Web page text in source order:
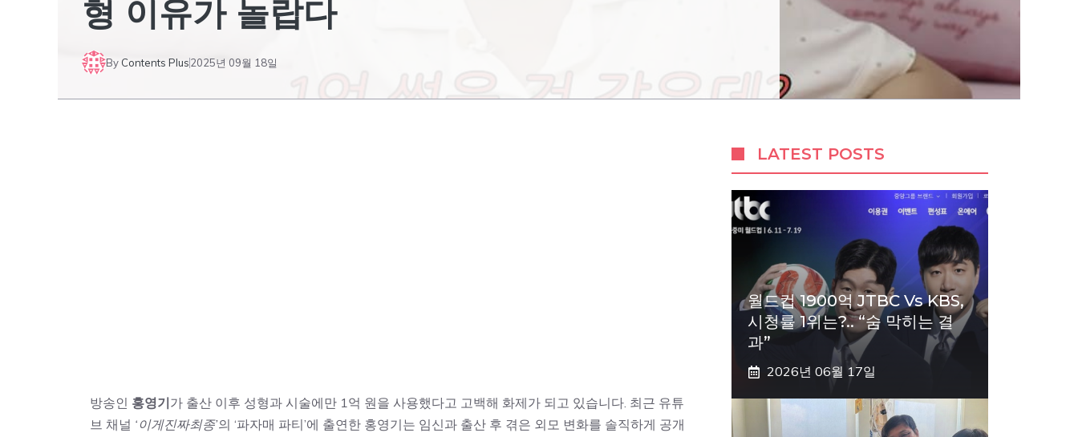
형 이유가 놀랍다
By Contents Plus2025년 09월 18일
방송인 홍영기가 출산 이후 성형과 시술에만 1억 원을 사용했다고 고백해 화제가 되고 있습니다. 최근 유튜
브 채널 ‘이게진짜최종’의 ‘파자매 파티’에 출연한 홍영기는 임신과 출산 후 겪은 외모 변화를 솔직하게 공개
LATEST POSTS
월드컵 1900억 JTBC Vs KBS,
시청률 1위는?.. “숨 막히는 결
과”
2026년 06월 17일